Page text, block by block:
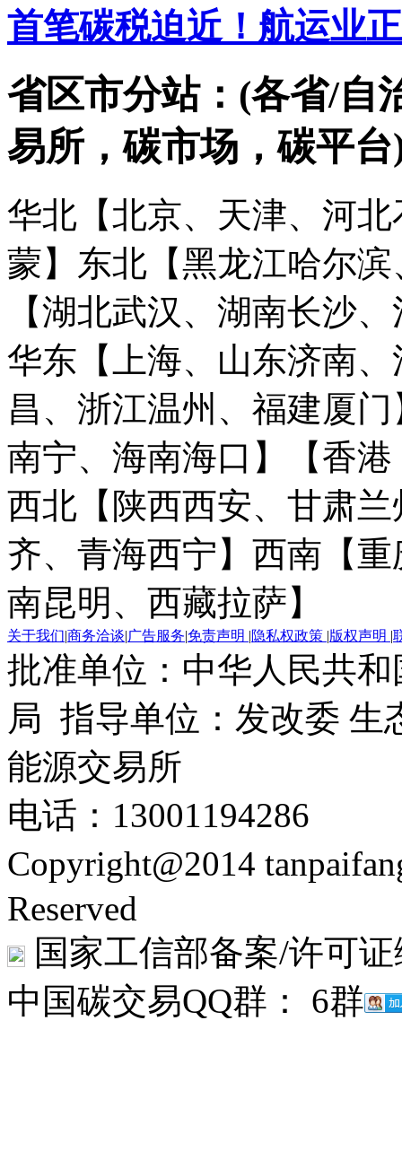
首笔碳税迫近！航运业
省区市分站：(各省/自
易所，碳市场，碳平台
华北【北京、天津、河
蒙】 东北【黑龙江哈尔
【湖北武汉、湖南长沙
华东【上海、山东济南
昌、浙江温州、福建厦门
南宁、海南海口】
【香
西北【陕西西安、甘肃
齐、青海西宁】 西南【
南昆明、西藏拉萨】
关于我们|商务洽谈|广告服务|免责声明 |隐私权政策 |版权声明 |
批准单位：中华人民共
局 指导单位：发改委 生
能源交易所
电话：13001194286
Copyright@2014
Reserved
国家工信部备案/许可
中国碳交易QQ群： 6群